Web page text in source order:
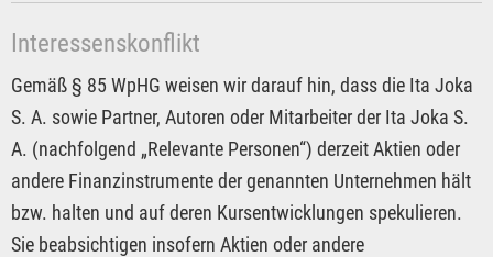
Interessenskonflikt
Gemäß § 85 WpHG weisen wir darauf hin, dass die Ita Joka
S. A. sowie Partner, Autoren oder Mitarbeiter der Ita Joka S.
A. (nachfolgend „Relevante Personen“) derzeit Aktien oder
andere Finanzinstrumente der genannten Unternehmen hält
bzw. halten und auf deren Kursentwicklungen spekulieren.
Sie beabsichtigen insofern Aktien oder andere